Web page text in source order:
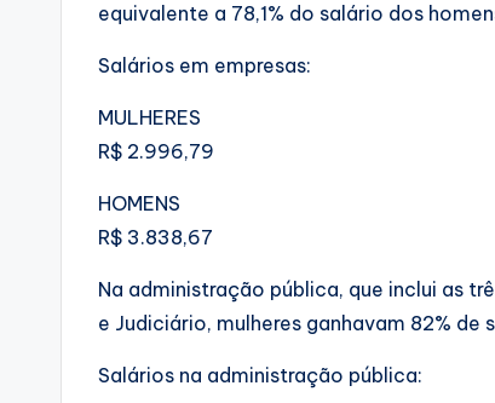
equivalente a 78,1% do salário dos
Salários em empresas:
MULHERES
R$ 2.996,79
HOMENS
R$ 3.838,67
Na administração pública, que inclui as
e Judiciário, mulheres ganhavam 82% de
Salários na administração pública: